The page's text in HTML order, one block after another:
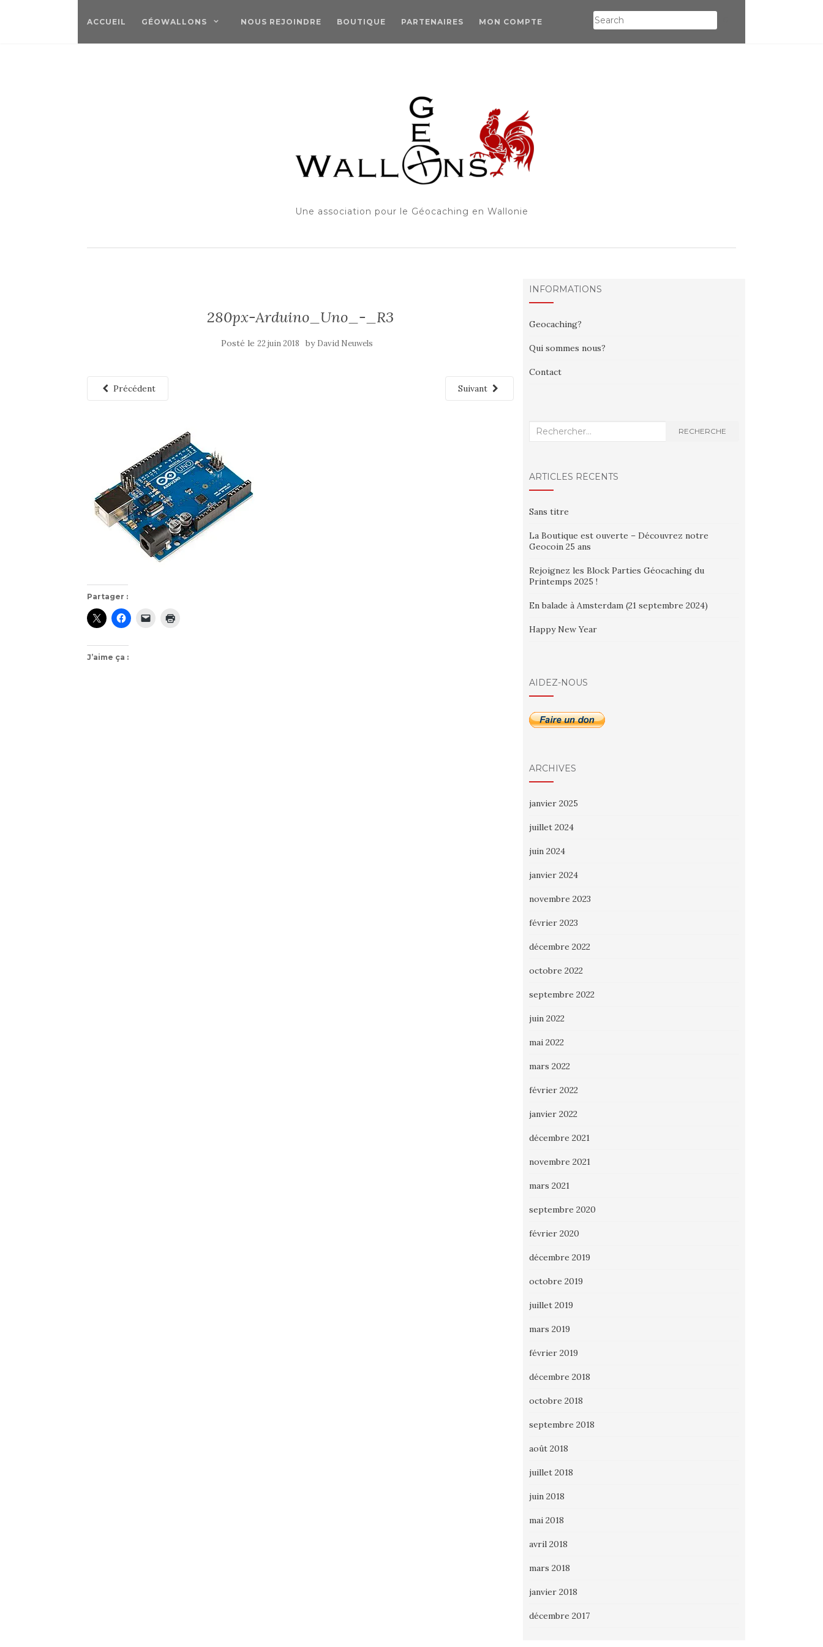
ACCUEIL GÉOWALLONS NOUS REJOINDRE BOUTIQUE PARTENAIRES MON COMPTE
Une association pour le Géocaching en Wallonie
280px-Arduino_Uno_-_R3
Posté le22 juin 2018 by David Neuwels
Précédent Suivant
Partager :
J’aime ça :
INFORMATIONS
Geocaching?
Qui sommes nous?
Contact
Recherche
RECHERCHE
ARTICLES RÉCENTS
Sans titre
La Boutique est ouverte – Découvrez notre
Geocoin 25 ans
Rejoignez les Block Parties Géocaching du
Printemps 2025 !
En balade à Amsterdam (21 septembre 2024)
Happy New Year
AIDEZ-NOUS
ARCHIVES
janvier 2025
juillet 2024
juin 2024
janvier 2024
novembre 2023
février 2023
décembre 2022
octobre 2022
septembre 2022
juin 2022
mai 2022
mars 2022
février 2022
janvier 2022
décembre 2021
novembre 2021
mars 2021
septembre 2020
février 2020
décembre 2019
octobre 2019
juillet 2019
mars 2019
février 2019
décembre 2018
octobre 2018
septembre 2018
août 2018
juillet 2018
juin 2018
mai 2018
avril 2018
mars 2018
janvier 2018
décembre 2017